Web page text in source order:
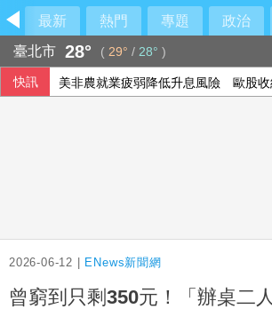
最新 熱門 專題 政治
臺北市 28° ( 29° / 28° )
快訊 美非農就業疲弱降低升息風險 歐股收
2026-06-12 | ENews新聞網
曾窮到只剩350元！「辦桌二